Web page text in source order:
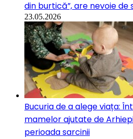
din burtică”, are nevoie de
23.05.2026
Bucuria de a alege viața:
mamelor ajutate de
perioada sarcinii